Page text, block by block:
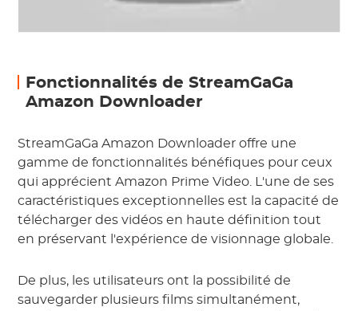
Fonctionnalités de StreamGaGa
Amazon Downloader
StreamGaGa Amazon Downloader offre une
gamme de fonctionnalités bénéfiques pour ceux
qui apprécient Amazon Prime Video. L'une de ses
caractéristiques exceptionnelles est la capacité de
télécharger des vidéos en haute définition tout
en préservant l'expérience de visionnage globale.
De plus, les utilisateurs ont la possibilité de
sauvegarder plusieurs films simultanément,